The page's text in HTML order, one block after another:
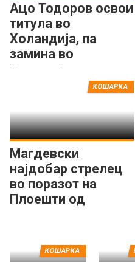
Ацо Тодоров освои
титула во
Холандија, па
замина во
Романија
Магдевски
најдобар стрелец
во поразот на
Плоешти од
КОШАРКА
КОШАРКА